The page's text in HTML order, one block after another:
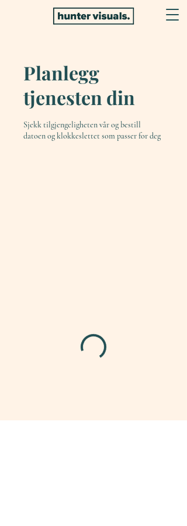
Planlegg
tjenesten din
Sjekk tilgjengeligheten vår og bestill
datoen og klokkeslettet som passer for deg